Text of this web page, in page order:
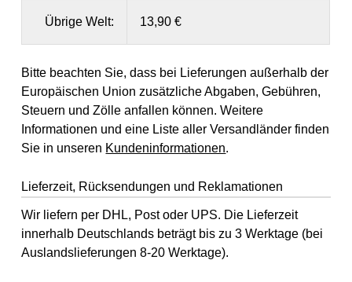
Übrige Welt: 13,90 €
Bitte beachten Sie, dass bei Lieferungen außerhalb der
Europäischen Union zusätzliche Abgaben, Gebühren,
Steuern und Zölle anfallen können. Weitere
Informationen und eine Liste aller Versandländer finden
Sie in unseren Kundeninformationen.
Lieferzeit, Rücksendungen und Reklamationen
Wir liefern per DHL, Post oder UPS. Die Lieferzeit
innerhalb Deutschlands beträgt bis zu 3 Werktage (bei
Auslandslieferungen 8-20 Werktage).